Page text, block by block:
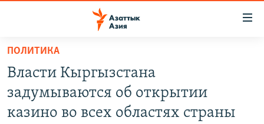
Вернуться
основному
содержанию
Вернутся
ВОЙНА В УКРАИНЕ
ПОЛИТИКА
Власти Кыргызстана
задумываются об открытии
казино во всех областях страны